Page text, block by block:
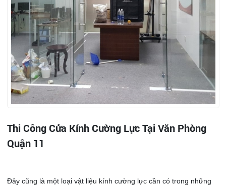
Thi Công Cửa Kính Cường Lực Tại Văn Phòng
Quận 11
Đây cũng là một loại vật liệu kính cường lực cần có trong những